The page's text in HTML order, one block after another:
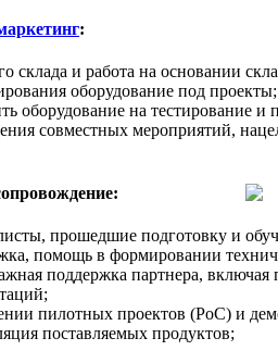
:
склада и работа на основании
оборудование под проекты;
оборудование на тестирование и
совместных мероприятий,
прошедшие подготовку и
помощь в формировании
поддержка партнера, включая
пилотных проектов (PoC) и
поставляемых продуктов;